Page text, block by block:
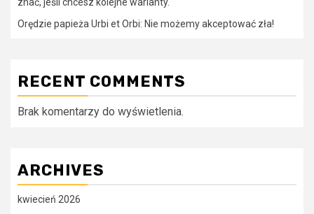
Orędzie papieża Urbi et Orbi: Nie możemy akceptować zła!
RECENT COMMENTS
Brak komentarzy do wyświetlenia.
ARCHIVES
kwiecień 2026